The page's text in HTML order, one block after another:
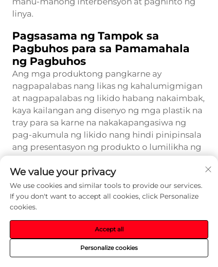
linya.
Pagsasama ng Tampok sa
Pagbuhos para sa Pamamahala
ng Pagbuhos
Ang mga produktong pangkarne ay
nagpapalabas nang likas ng kahalumigmigan
at nagpapalabas ng likido habang nakaimbak,
kaya kailangan ang disenyo ng mga plastik na
tray para sa karne na nakakapangasiwa ng
pag-akumula ng likido nang hindi pinipinsala
ang presentasyon ng produkto o lumilikha ng
kagamitan sa paghawak. Ang mga hugis na
drainage channel at mga tampok na
nagpapanatili ng absorbent pad ay dapat
gumana nang maaasahan sa buong
automated na workflow nang hindi
nakakagambala sa mga lugar kung saan
nakakapit ang gripper, sa mga ibabaw na
ginagamit ng sensor para sa deteksiyon, o sa
We value your privacy
We use cookies and similar tools to provide our services.
If you don't want to accept all cookies, click Personalize
cookies.
Personalize cookies
Accept all